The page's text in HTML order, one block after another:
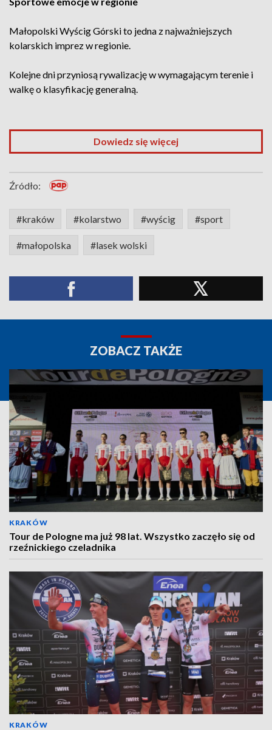
Małopolski Wyścig Górski to jedna z najważniejszych
kolarskich imprez w regionie.
Kolejne dni przyniosą rywalizację w wymagającym terenie i
walkę o klasyfikację generalną.
Dowiedz się więcej
Źródło:
#kraków #kolarstwo #wyścig #sport
#małopolska #lasek wolski
ZOBACZ TAKŻE
KRAKÓW
Tour de Pologne ma już 98 lat. Wszystko zaczęło się od
rzeźnickiego czeladnika
KRAKÓW